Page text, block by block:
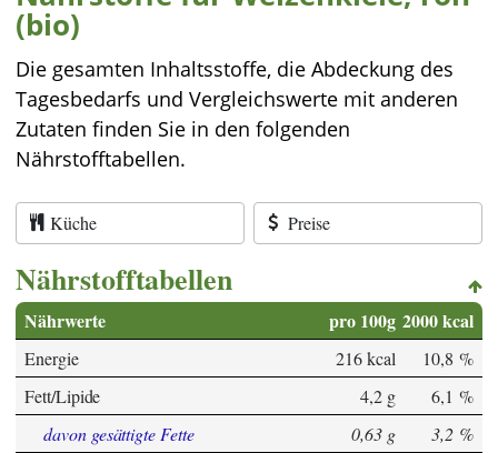
(bio)
Die gesamten Inhaltsstoffe, die Abdeckung des
Tagesbedarfs und Vergleichswerte mit anderen
Zutaten finden Sie in den folgenden
Nährstofftabellen.
Küche Preise
Nährstofftabellen
Nährwerte pro 100g 2000 kcal
Energie 216 kcal
10,8 %
Fett/Lipide
4,2 g
6,1 %
davon gesättigte Fette
0,63 g
3,2 %